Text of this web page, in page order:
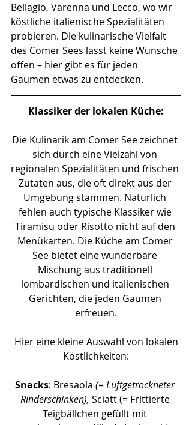
Bellagio, Varenna und Lecco, wo wir
köstliche italienische Spezialitäten
probieren. Die kulinarische Vielfalt
des Comer Sees lässt keine Wünsche
offen – hier gibt es für jeden
Gaumen etwas zu entdecken.
Klassiker der lokalen Küche:
Die Kulinarik am Comer See zeichnet
sich durch eine Vielzahl von
regionalen Spezialitäten und frischen
Zutaten aus, die oft direkt aus der
Umgebung stammen. Natürlich
fehlen auch typische Klassiker wie
Tiramisu oder Risotto nicht auf den
Menükarten. Die Küche am Comer
See bietet eine wunderbare
Mischung aus traditionell
lombardischen und italienischen
Gerichten, die jeden Gaumen
erfreuen.
Köstlichkeiten:
Snacks: Bresaola (= Luftgetrockneter
Rinderschinken), Sciatt (= Frittierte
Teigbällchen gefüllt mit